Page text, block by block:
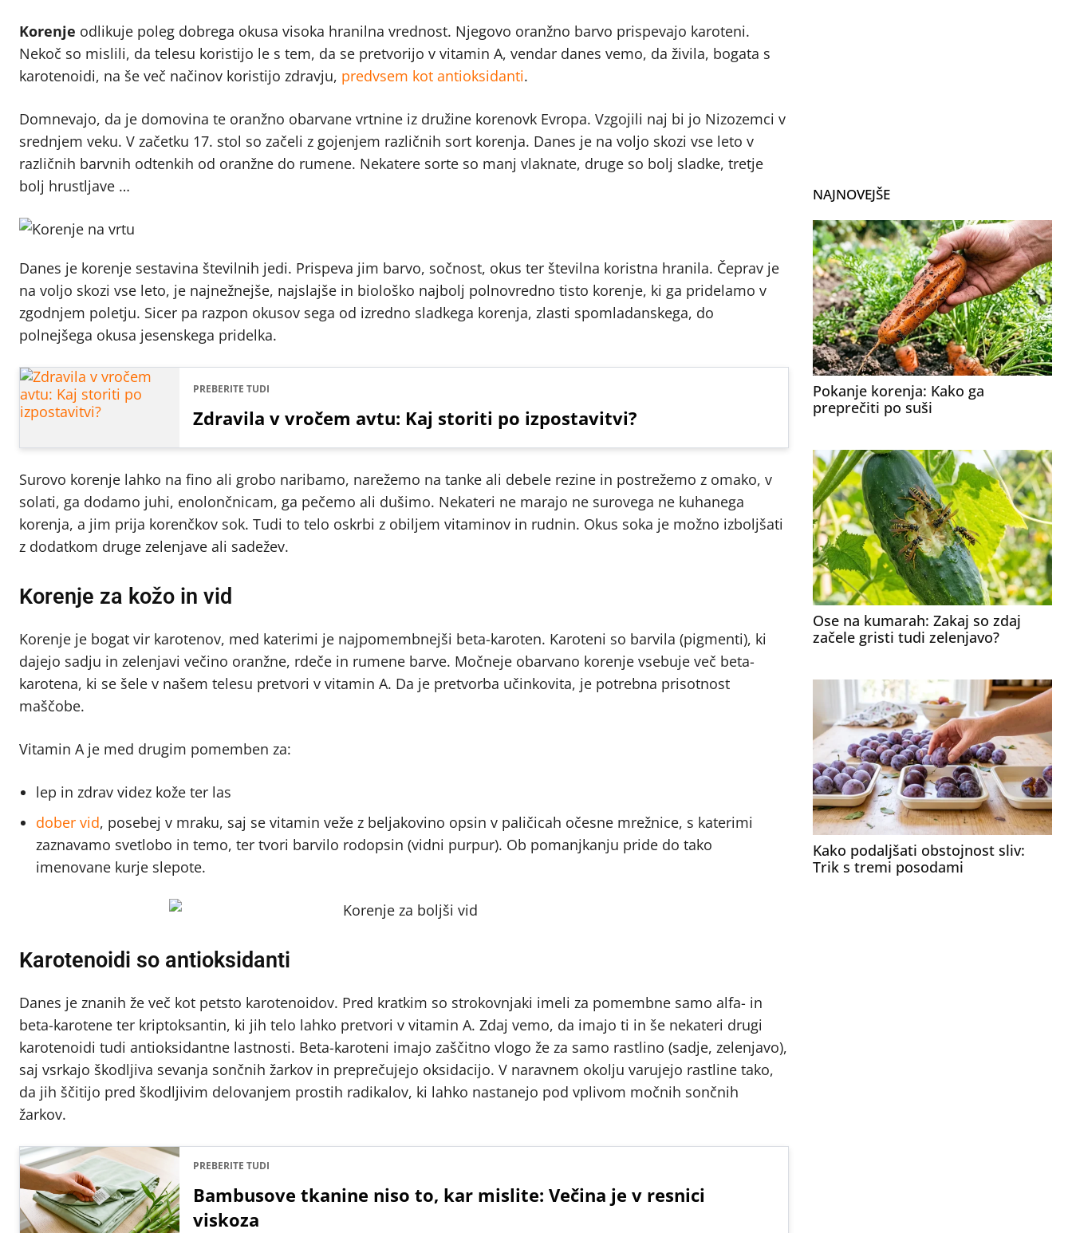
Korenje odlikuje poleg dobrega okusa visoka hranilna vrednost. Njegovo oranžno barvo prispevajo karoteni.
Nekoč so mislili, da telesu koristijo le s tem, da se pretvorijo v vitamin A, vendar danes vemo, da živila, bogata s
karotenoidi, na še več načinov koristijo zdravju, predvsem kot antioksidanti.
Domnevajo, da je domovina te oranžno obarvane vrtnine iz družine korenovk Evropa. Vzgojili naj bi jo Nizozemci v
srednjem veku. V začetku 17. stol so začeli z gojenjem različnih sort korenja. Danes je na voljo skozi vse leto v
različnih barvnih odtenkih od oranžne do rumene. Nekatere sorte so manj vlaknate, druge so bolj sladke, tretje
bolj hrustljave …
Danes je korenje sestavina številnih jedi. Prispeva jim barvo, sočnost, okus ter številna koristna hranila. Čeprav je
na voljo skozi vse leto, je najnežnejše, najslajše in biološko najbolj polnovredno tisto korenje, ki ga pridelamo v
zgodnjem poletju. Sicer pa razpon okusov sega od izredno sladkega korenja, zlasti spomladanskega, do
polnejšega okusa jesenskega pridelka.
PREBERITE TUDI
Zdravila v vročem avtu: Kaj storiti po izpostavitvi?
Surovo korenje lahko na fino ali grobo naribamo, narežemo na tanke ali debele rezine in postrežemo z omako, v
solati, ga dodamo juhi, enolončnicam, ga pečemo ali dušimo. Nekateri ne marajo ne surovega ne kuhanega
korenja, a jim prija korenčkov sok. Tudi to telo oskrbi z obiljem vitaminov in rudnin. Okus soka je možno izboljšati
z dodatkom druge zelenjave ali sadežev.
Korenje za kožo in vid
Korenje je bogat vir karotenov, med katerimi je najpomembnejši beta-karoten. Karoteni so barvila (pigmenti), ki
dajejo sadju in zelenjavi večino oranžne, rdeče in rumene barve. Močneje obarvano korenje vsebuje več beta-
karotena, ki se šele v našem telesu pretvori v vitamin A. Da je pretvorba učinkovita, je potrebna prisotnost
maščobe.
Vitamin A je med drugim pomemben za:
lep in zdrav videz kože ter las
dober vid, posebej v mraku, saj se vitamin veže z beljakovino opsin v paličicah očesne mrežnice, s katerimi
zaznavamo svetlobo in temo, ter tvori barvilo rodopsin (vidni purpur). Ob pomanjkanju pride do tako
imenovane kurje slepote.
Karotenoidi so antioksidanti
Danes je znanih že več kot petsto karotenoidov. Pred kratkim so strokovnjaki imeli za pomembne samo alfa- in
beta-karotene ter kriptoksantin, ki jih telo lahko pretvori v vitamin A. Zdaj vemo, da imajo ti in še nekateri drugi
karotenoidi tudi antioksidantne lastnosti. Beta-karoteni imajo zaščitno vlogo že za samo rastlino (sadje, zelenjavo),
saj vsrkajo škodljiva sevanja sončnih žarkov in preprečujejo oksidacijo. V naravnem okolju varujejo rastline tako,
da jih ščitijo pred škodljivim delovanjem prostih radikalov, ki lahko nastanejo pod vplivom močnih sončnih
žarkov.
PREBERITE TUDI
Bambusove tkanine niso to, kar mislite: Večina je v resnici
viskoza
NAJNOVEJŠE
Pokanje korenja: Kako ga
preprečiti po suši
Ose na kumarah: Zakaj so zdaj
začele gristi tudi zelenjavo?
Kako podaljšati obstojnost sliv:
Trik s tremi posodami